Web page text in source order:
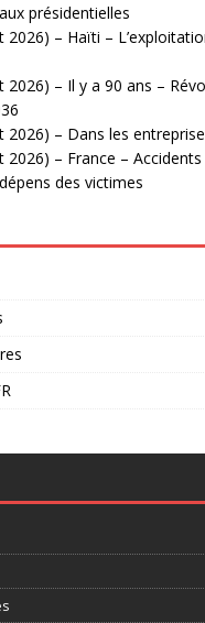
présidentielles
2026) – Haïti –
2026) – Il y a 90 ans –
2026) – Dans les
2026) – France –
des victimes